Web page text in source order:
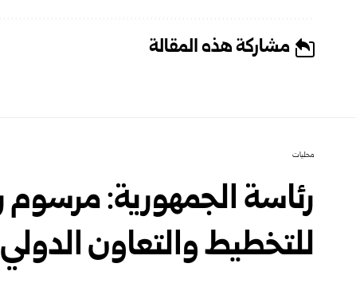
مشاركة هذه المقالة
محليات
للتخطيط والتعاون الدولي